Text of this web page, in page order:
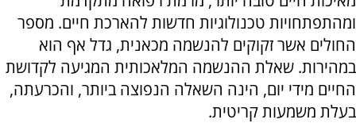
ומהתפתחויות טכנולוגיות חדשות להארכת חיים. מספר
החולים אשר זקוקים להנשמה מכאנית, גדל אף הוא
במהירות. שאלת ההנשמה המלאכותית המגיעה לקדושת
החיים מידי יום, הינה השאלה הנפוצה ביותר, והכרעתה,
בעלת משמעות קריטית.